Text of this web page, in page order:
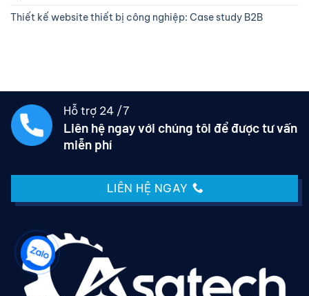
Thiết kế website thiết bị công nghiệp: Case study B2B
Hỗ trợ 24 /7
Liên hệ ngay với chúng tôi để được tư vấn
miễn phí
LIÊN HỆ NGAY